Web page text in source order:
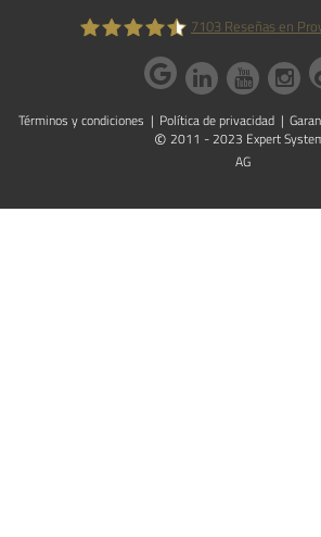
ProvenExpert.com
7103 Reseñas en
Términos y condiciones Política de privacidad
© 2011 - 2023 Expert
AG